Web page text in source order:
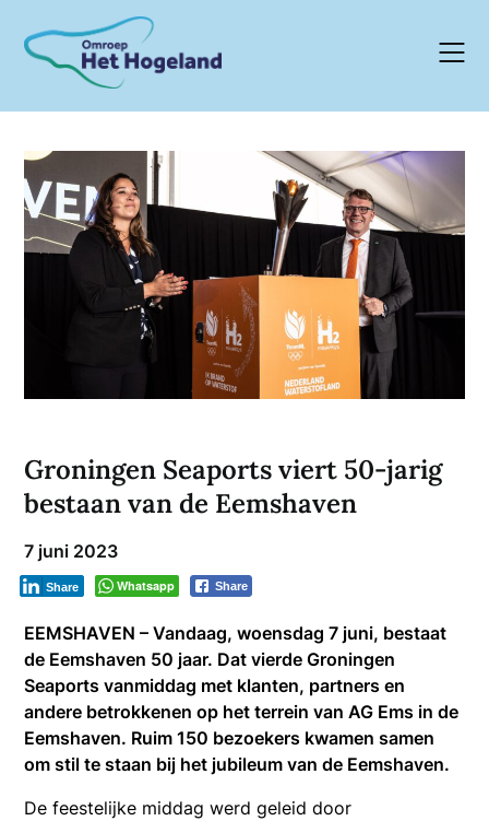
content
Groningen Seaports viert 50-jarig
bestaan van de Eemshaven
7 juni 2023
Whatsapp Share
Share
EEMSHAVEN – Vandaag, woensdag 7 juni, bestaat
de Eemshaven 50 jaar. Dat vierde Groningen
Seaports vanmiddag met klanten, partners en
andere betrokkenen op het terrein van AG Ems in de
Eemshaven. Ruim 150 bezoekers kwamen samen
om stil te staan bij het jubileum van de Eemshaven.
De feestelijke middag werd geleid door